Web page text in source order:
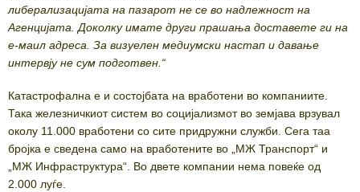
либерализацијата на пазарот не се во надлежност на
Агенцијата. Доколку имате други прашања доставете ги на
е-маил адреса. За визуелен медиумски настап и давање
интервју не сум подготвен.“
Катастрофална е и состојбата на вработени во компаниите.
Така железничкиот систем во социјализмот во земјава врзувал
околу 11.000 вработени со сите придружни служби. Сега таа
бројка е сведена само на вработените во „МЖ Транспорт“ и
„МЖ Инфраструктура“. Во двете компании нема повеќе од
2.000 луѓе.